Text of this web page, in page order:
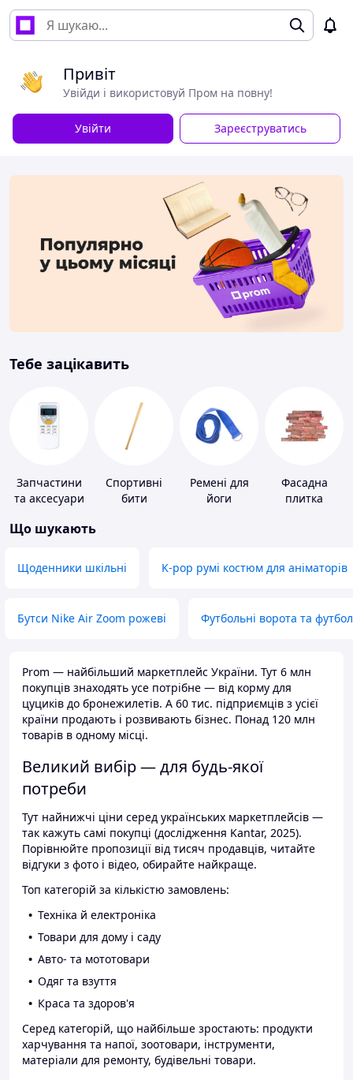
Привіт
Увійди і використовуй Пром на повну!
Увійти Зареєструватись
Тебе зацікавить
Запчастини
та аксесуари
кондиціонерів
Спортивні
бити
Ремені для
йоги
Фасадна
плитка
Що шукають
Щоденники шкільні K-pop румі костюм для аніматорів
Бутси Nike Air Zoom рожеві Футбольні ворота та
Prom — найбільший маркетплейс України. Тут 6 млн
покупців знаходять усе потрібне — від корму для
цуциків до бронежилетів. А 60 тис. підприємців з усієї
країни продають і розвивають бізнес. Понад 120 млн
товарів в одному місці.
Великий вибір — для будь-якої
потреби
Тут найнижчі ціни серед українських маркетплейсів —
так кажуть самі покупці (дослідження Kantar, 2025).
Порівнюйте пропозиції від тисяч продавців, читайте
відгуки з фото і відео, обирайте найкраще.
Топ категорій за кількістю замовлень:
Техніка й електроніка
Товари для дому і саду
Авто- та мототовари
Одяг та взуття
Краса та здоров'я
Серед категорій, що найбільше зростають: продукти
харчування та напої, зоотовари, інструменти,
матеріали для ремонту, будівельні товари.